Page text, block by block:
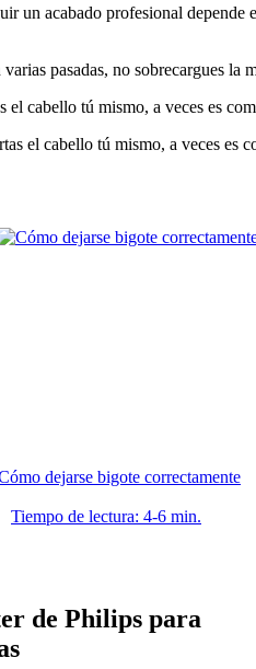
un acabado profesional depende
pasadas, no sobrecargues
el cabello tú mismo, a veces es
el cabello tú mismo, a veces es
dejarse bigote correctamente
Tiempo de lectura: 4-6 min.
de Philips para